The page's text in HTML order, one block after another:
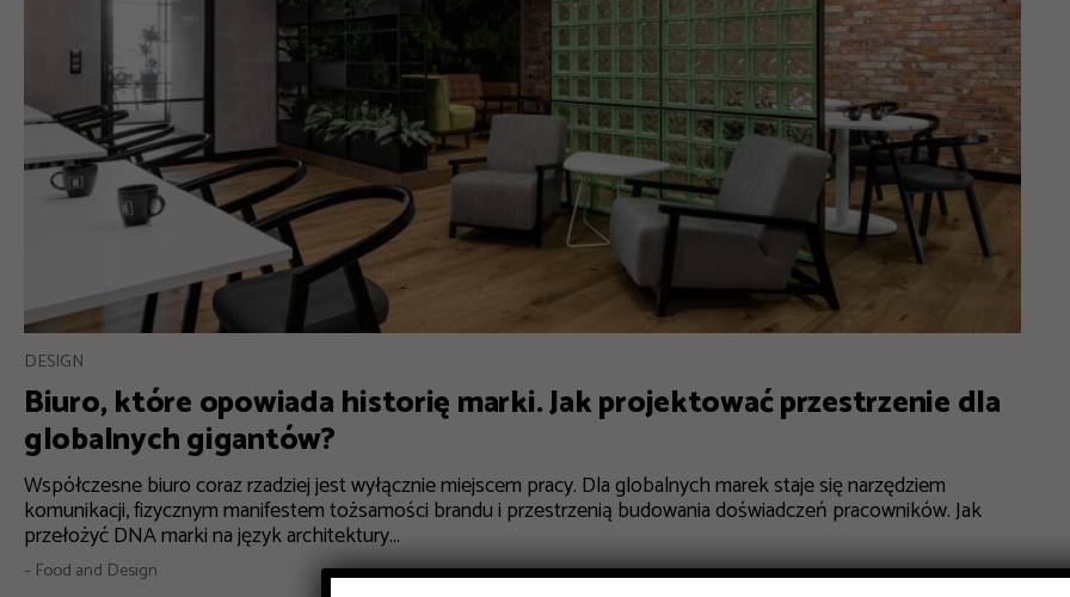
DESIGN
Biuro, które opowiada historię marki. Jak projektować przestrzenie dla
globalnych gigantów?
Współczesne biuro coraz rzadziej jest wyłącznie miejscem pracy. Dla globalnych marek staje się narzędziem
komunikacji, fizycznym manifestem tożsamości brandu i przestrzenią budowania doświadczeń pracowników. Jak
przełożyć DNA marki na język architektury...
– Food and Design